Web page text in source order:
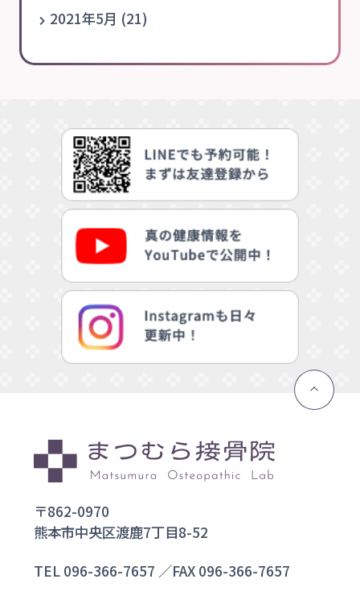
2021年5月 (21)
〒862-0970
熊本市中央区渡鹿7丁目8-52
TEL 096-366-7657 ／FAX 096-366-7657